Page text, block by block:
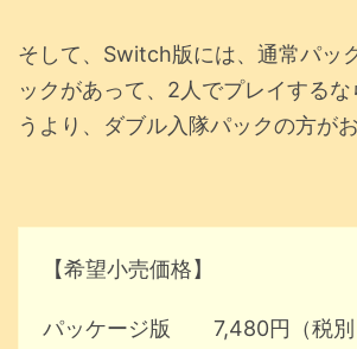
そして、Switch版には、通常パッ
ックがあって、2人でプレイする
うより、ダブル入隊パックの方がお
【希望小売価格】
パッケージ版 7,480円（税別